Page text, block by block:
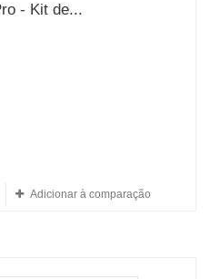
- Kit de...
Adicionar à comparação